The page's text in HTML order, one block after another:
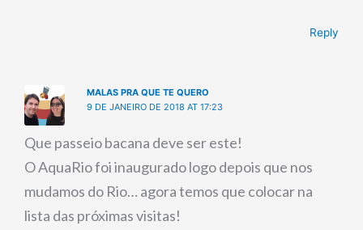
Reply
MALAS PRA QUE TE QUERO
9 DE JANEIRO DE 2018 AT 17:23
Que passeio bacana deve ser este!
O AquaRio foi inaugurado logo depois que nos
mudamos do Rio… agora temos que colocar na
lista das próximas visitas!